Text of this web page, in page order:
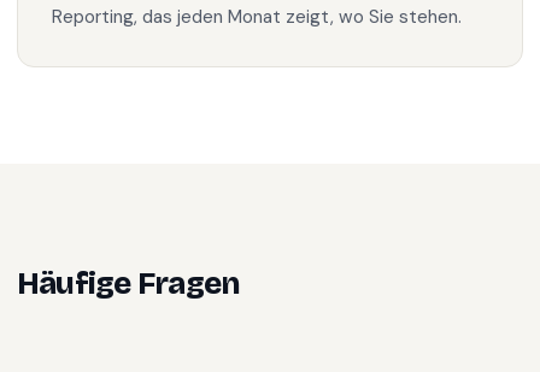
Reporting, das jeden Monat zeigt, wo Sie stehen.
Häufige Fragen